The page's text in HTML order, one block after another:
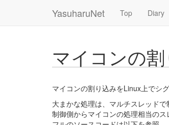
YasuharuNet Top Diary
マイコンの
マイコンの割り込みをLinux上でシ
大まかな処理は、マルチスレッド
制御側からマイコンの処理相当の